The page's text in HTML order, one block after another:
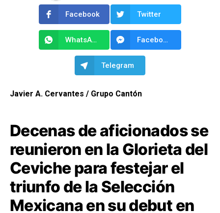
Facebook Twitter
WhatsApp Facebook Messenger
Telegram
Javier A. Cervantes / Grupo Cantón
Decenas de aficionados se
reunieron en la Glorieta del
Ceviche para festejar el
triunfo de la Selección
Mexicana en su debut en